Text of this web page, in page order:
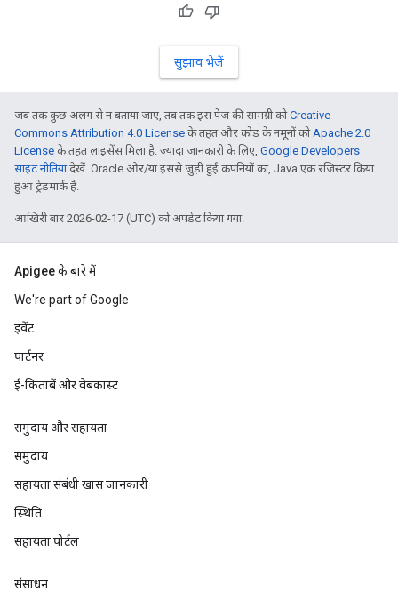
सुझाव भेजें
जब तक कुछ अलग से न बताया जाए, तब तक इस पेज की सामग्री कोCreative
Commons Attribution 4.0 License के तहत और कोड के नमूनों कोApache 2.0
License के तहत लाइसेंस मिला है. ज़्यादा जानकारी के लिए, Google Developers
साइट नीतियांदेखें. Oracle और/या इससे जुड़ी हुई कंपनियों का, Java एक रजिस्टर किया
हुआ ट्रेडमार्क है.
आखिरी बार 2026-02-17 (UTC) को अपडेट किया गया.
Apigee के बारे में
We're part of Google
इवेंट
पार्टनर
ई-किताबें और वेबकास्ट
समुदाय और सहायता
समुदाय
सहायता संबंधी खास जानकारी
स्थिति
सहायता पोर्टल
संसाधन